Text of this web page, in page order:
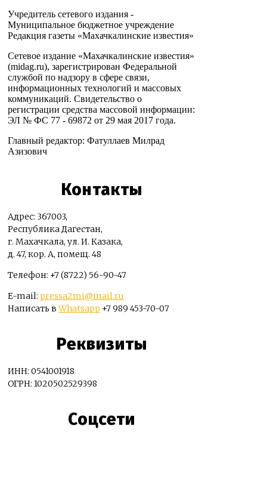
Учредитель сетевого издания -
Муниципальное бюджетное учреждение
Редакция газеты «Махачкалинские известия»
Сетевое издание «Махачкалинские известия»
(midag.ru), зарегистрирован Федеральной
службой по надзору в сфере связи,
информационных технологий и массовых
коммуникаций. Свидетельство о
регистрации средства массовой информации:
ЭЛ № ФС 77 - 69872 от 29 мая 2017 года.
Главный редактор: Фатуллаев Милрад
Азизович
Контакты
Адрес: 367003,
Республика Дагестан,
г. Махачкала, ул. И. Казака,
д. 47, кор. А, помещ. 48
Телефон: +7 (8722) 56-90-47
E-mail: pressa2mi@mail.ru
Написать вWhatsapp +7 989 453-70-07
Реквизиты
ИНН: 0541001918
ОГРН: 1020502529398
Соцсети